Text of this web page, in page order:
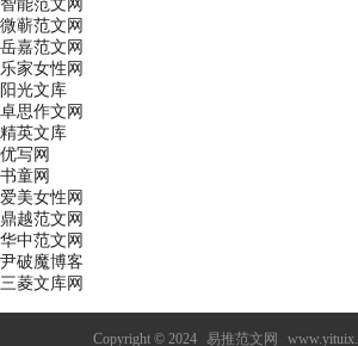
智能范文网
微蕲范文网
岳嘉范文网
乐家女性网
阳光文库
卓思作文网
精英文库
优写网
书童网
爱美女性网
鼎越范文网
华中范文网
尹破魔博客
三菱文库网
Copyright © 2024 易推范文网